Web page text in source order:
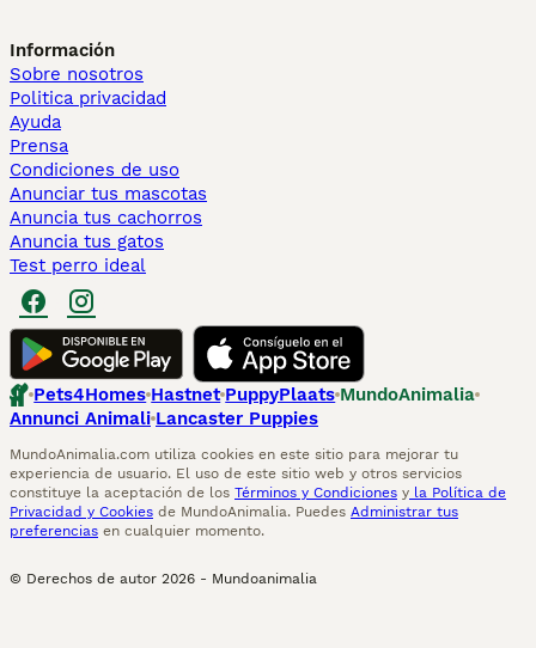
Información
Sobre nosotros
Politica privacidad
Ayuda
Prensa
Condiciones de uso
Anunciar tus mascotas
Anuncia tus cachorros
Anuncia tus gatos
Test perro ideal
Pets4Homes Hastnet PuppyPlaats MundoAnimalia
Annunci Animali Lancaster Puppies
MundoAnimalia.com utiliza cookies en este sitio para mejorar tu
experiencia de usuario. El uso de este sitio web y otros servicios
constituye la aceptación de los Términos y Condiciones y la Política de
Privacidad y Cookies de MundoAnimalia. Puedes Administrar tus
preferencias en cualquier momento.
© Derechos de autor 2026 - Mundoanimalia